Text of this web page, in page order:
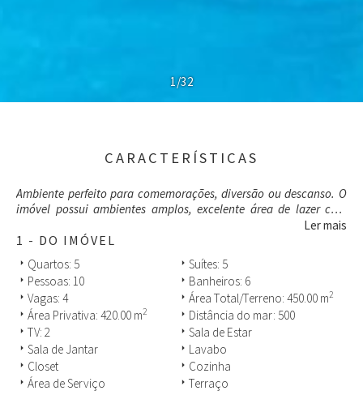
1/32
CARACTERÍSTICAS
Ambiente perfeito para comemorações, diversão ou descanso. O
imóvel possui ambientes amplos, excelente área de lazer com
jantar e estar, 6 banheiros e vagas para 4 carros. Excelente
localização, estando a apenas 500 metros do mar de Jurerê
Internacional, com águas calmas, temperatura agradável e larga
faixa de areia fina.
Nossa equipe está a disposição para sanar qualquer dúvida, não
perca a oportunidade de antecipar sua reserva!!!
Ler mais
1 - DO IMÓVEL
arrow_right Quartos: 5 arrow_right Suítes: 5
arrow_right Pessoas: 10 arrow_right Banheiros: 6
arrow_right Vagas: 4 arrow_right Área Total/Terreno: 450.00 m2
arrow_right Área Privativa: 420.00 m2 arrow_right Distância do mar: 500
arrow_right TV: 2 arrow_right Sala de Estar
arrow_right Sala de Jantar arrow_right Lavabo
arrow_right Closet arrow_right Cozinha
arrow_right Área de Serviço arrow_right Terraço